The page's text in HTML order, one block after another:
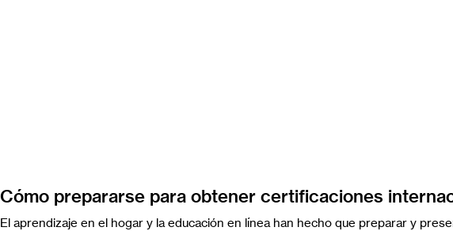
Cómo prepararse para obtener certificaciones
El aprendizaje en el hogar y la educación en línea han hecho que preparar y